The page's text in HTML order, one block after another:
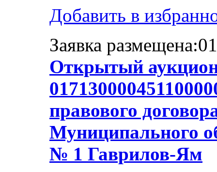
Добавить в
Заявка
Открытый
правового
Муниципального
№ 1 Гаврилов-Ям